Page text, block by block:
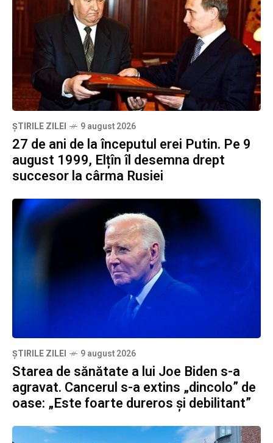
ȘTIRILE ZILEI 9 august 2026
27 de ani de la începutul erei Putin. Pe 9
august 1999, Elțîn îl desemna drept
succesor la cârma Rusiei
ȘTIRILE ZILEI 9 august 2026
Starea de sănătate a lui Joe Biden s-a
agravat. Cancerul s-a extins „dincolo” de
oase: „Este foarte dureros și debilitant”